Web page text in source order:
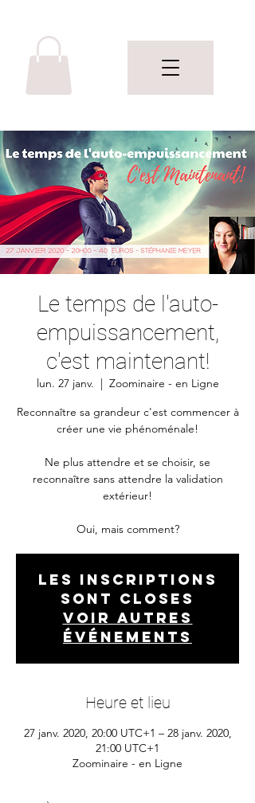
Le temps de l'auto-
empuissancement,
c'est maintenant!
lun. 27 janv.
  |
Zoominaire - en Ligne
Reconnaître sa grandeur c'est commencer à
créer une vie phénoménale!
Ne plus attendre et se choisir, se
reconnaître sans attendre la validation
extérieur!
Oui, mais comment?
Les inscriptions
sont closes
Voir autres
événements
Heure et lieu
27 janv. 2020, 20:00 UTC+1 – 28 janv. 2020,
21:00 UTC+1
Zoominaire - en Ligne